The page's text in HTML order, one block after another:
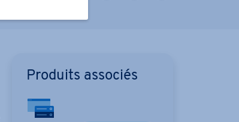
Produits associés